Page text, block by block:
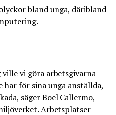
bland unga, däribland
ville vi göra arbetsgivarna
har för sina unga anställda,
säger Boel Callermo,
Arbetsplatser